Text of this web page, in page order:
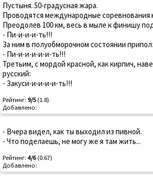
Пустыня. 50-градусная жара.
Проводятся международные соревнования
Преодолев 100 км, весь в мыле к финишу
- Пи-и-и-и-ть!!!
За ним в полуобморочном состоянии
- Пи-и-и-и-и-и-ть!!!
Третьим, с мордой красной, как кирпич,
русский:
- Закуси-и-и-и-и-ть!!!
Рейтинг: 9/5(1.8)
Добавлено:
- Вчера видел, как ты выходил из пивной.
- Что поделаешь, не могу же я там жить...
Рейтинг: 4/6(0.67)
Добавлено: